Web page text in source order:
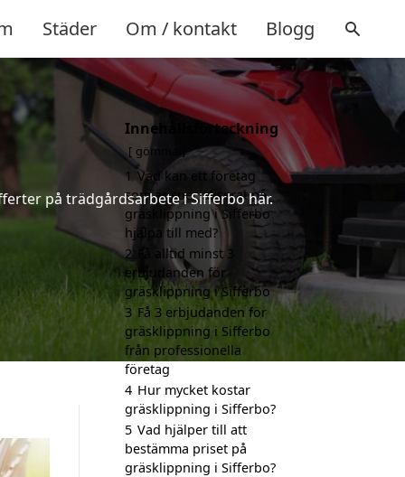
Städer Om / kontakt Blogg
på trädgårdsarbete i Sifferbo här.
Innehållsförteckning
gömma
1 Vad kan ett företag
som är specialiserat på
gräsklippning i Sifferbo
hjälpa till med?
2
Få alltid minst 3
erbjudanden för
gräsklippning i Sifferbo
3 Få 3 erbjudanden för
gräsklippning i Sifferbo
från professionella
företag
4 Hur mycket kostar
gräsklippning i Sifferbo?
5 Vad hjälper till att
bestämma priset på
gräsklippning i Sifferbo?